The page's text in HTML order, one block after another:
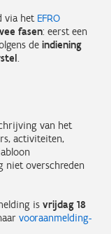
via het EFRO
fasen: eerst een
de indiening
.
van het
activiteiten,
niet overschreden
is vrijdag 18
vooraanmelding-